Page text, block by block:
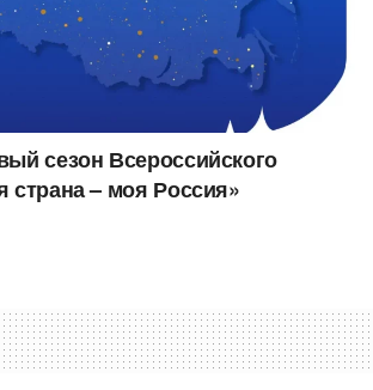
сезон Всероссийского
страна – моя Россия»